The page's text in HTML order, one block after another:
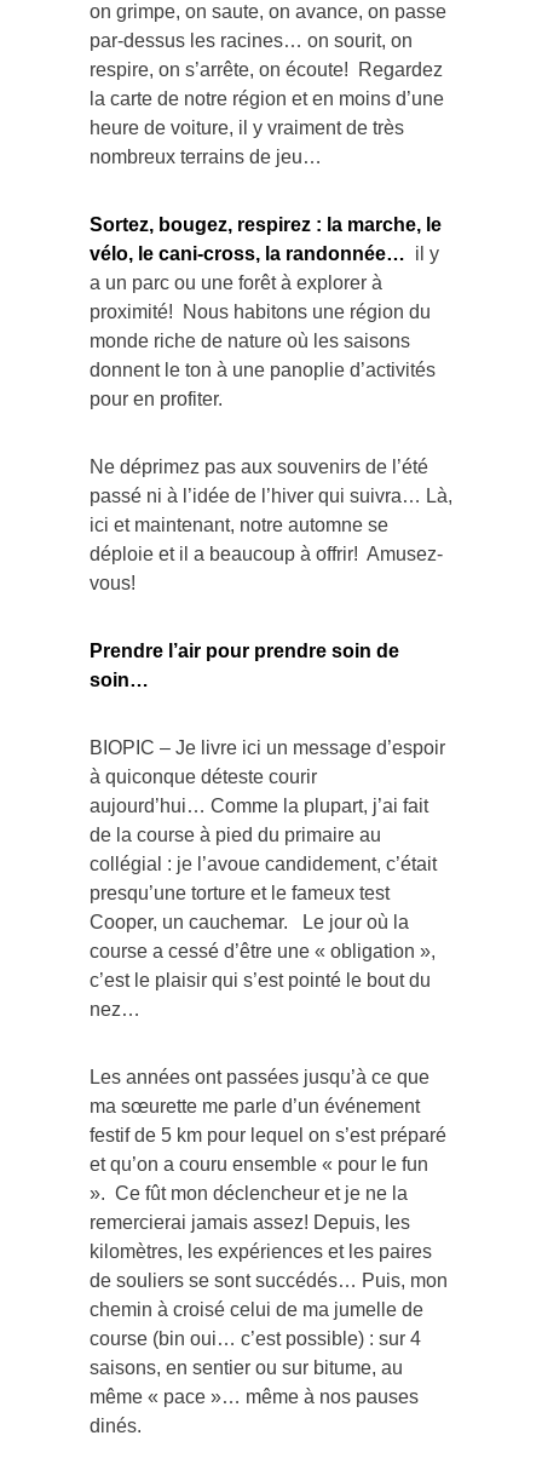
on grimpe, on saute, on avance, on passe
par-dessus les racines… on sourit, on
respire, on s’arrête, on écoute! Regardez
la carte de notre région et en moins d’une
heure de voiture, il y vraiment de très
nombreux terrains de jeu…
Sortez, bougez, respirez : la marche, le
vélo, le cani-cross, la randonnée… il y
a un parc ou une forêt à explorer à
proximité! Nous habitons une région du
monde riche de nature où les saisons
donnent le ton à une panoplie d’activités
pour en profiter.
Ne déprimez pas aux souvenirs de l’été
passé ni à l’idée de l’hiver qui suivra… Là,
ici et maintenant, notre automne se
déploie et il a beaucoup à offrir! Amusez-
vous!
Prendre l’air pour prendre soin de
soin…
BIOPIC – Je livre ici un message d’espoir
à quiconque déteste courir
aujourd’hui… Comme la plupart, j’ai fait
de la course à pied du primaire au
collégial : je l’avoue candidement, c’était
presqu’une torture et le fameux test
Cooper, un cauchemar. Le jour où la
course a cessé d’être une « obligation »,
c’est le plaisir qui s’est pointé le bout du
nez…
Les années ont passées jusqu’à ce que
ma sœurette me parle d’un événement
festif de 5 km pour lequel on s’est préparé
et qu’on a couru ensemble « pour le fun
». Ce fût mon déclencheur et je ne la
remercierai jamais assez! Depuis, les
kilomètres, les expériences et les paires
de souliers se sont succédés… Puis, mon
chemin à croisé celui de ma jumelle de
course (bin oui… c’est possible) : sur 4
saisons, en sentier ou sur bitume, au
même « pace »… même à nos pauses
dinés.